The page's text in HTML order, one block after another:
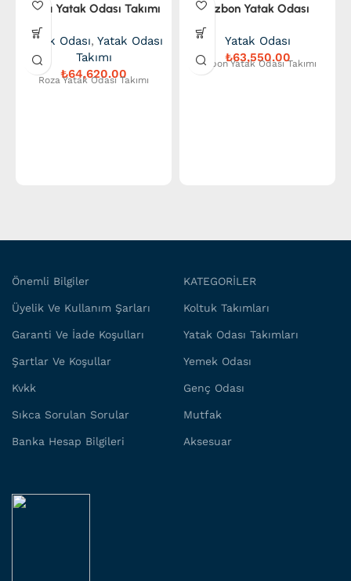
Roza Yatak Odası Takımı
Yatak Odası, Yatak Odası
Takımı
₺
Roza Yatak Odası Takımı
Lizbon Yatak Odası
Yatak Odası
₺
Lizbon Yatak Odası Takımı
Önemli Bilgiler
Üyelik Ve Kullanım Şarları
Garanti Ve İade Koşulları
Şartlar Ve Koşullar
Kvkk
Sıkca Sorulan Sorular
Banka Hesap Bilgileri
KATEGORİLER
Koltuk Takımları
Yatak Odası Takımları
Yemek Odası
Genç Odası
Mutfak
Aksesuar